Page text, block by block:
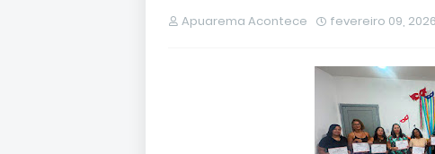
Apuarema Acontece fevereiro 09, 2026